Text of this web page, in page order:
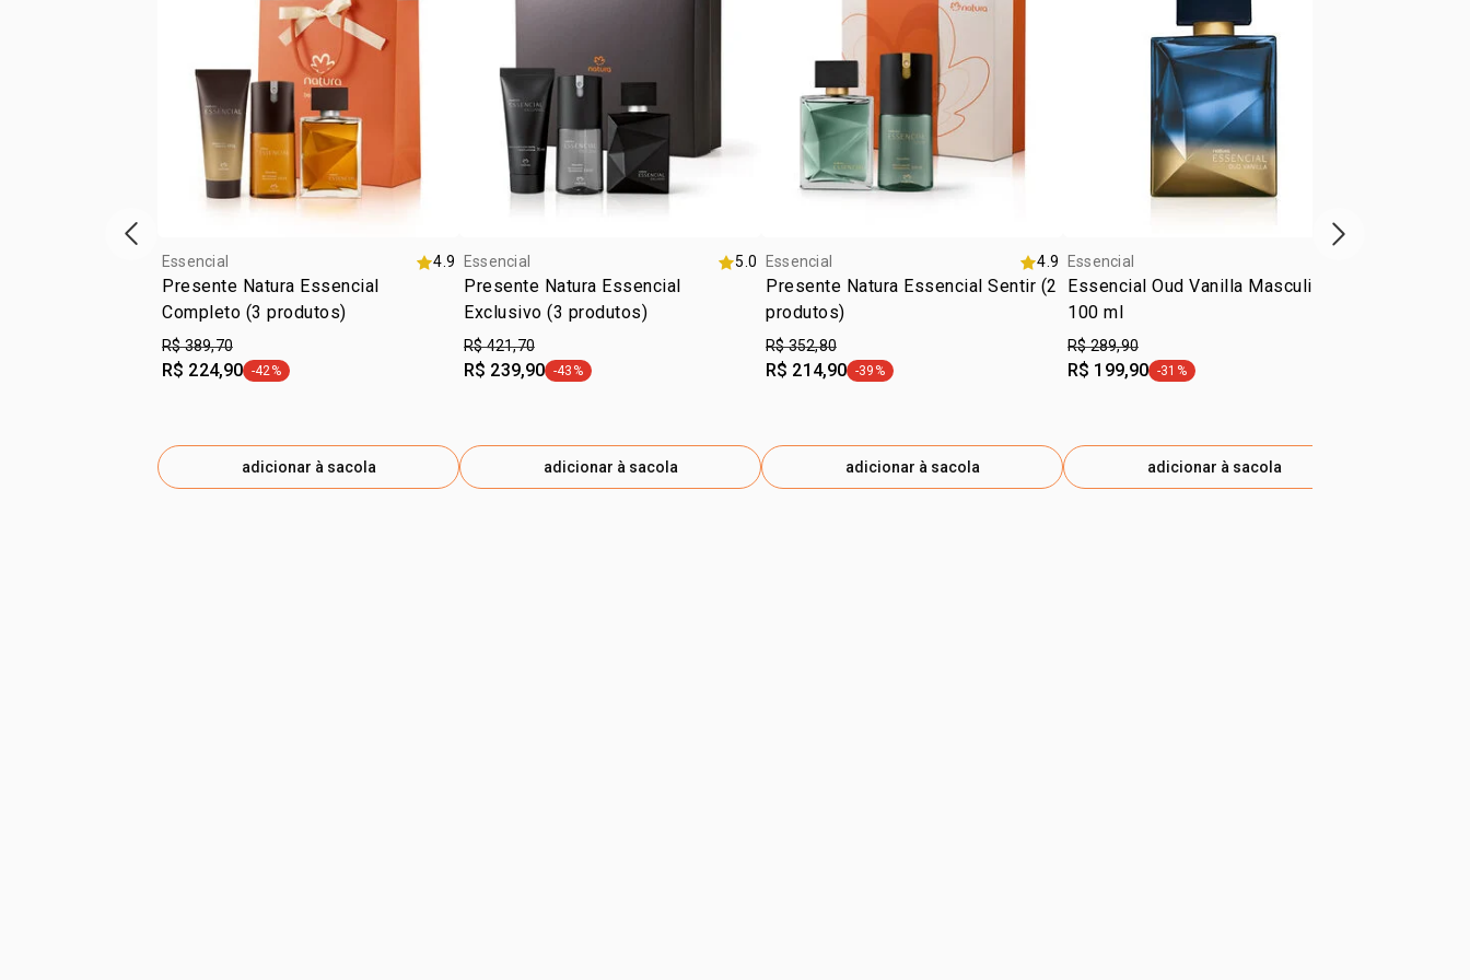
Essencial 4.9
Presente Natura Essencial
Completo (3 produtos)
R$ 389,70
R$ 224,90 etiqueta -42%
-42%
adicionar à sacola
Essencial 5.0
Presente Natura Essencial
Exclusivo (3 produtos)
R$ 421,70
R$ 239,90 etiqueta -43%
-43%
adicionar à sacola
Essencial 4.9
Presente Natura Essencial Sentir (2
produtos)
R$ 352,80
R$ 214,90 etiqueta -39%
-39%
adicionar à sacola
Essencial
Essencial Oud Vanilla Masculino
100 ml
R$ 289,90
R$ 199,90 etiqueta -31%
-31%
adicionar à sacola
vitrine de produtos anterior próxima vitrine